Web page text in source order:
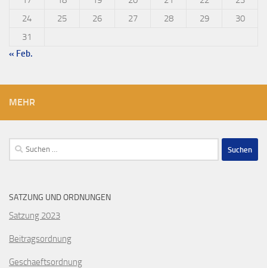
24
25 26 27 28 29
30
31
« Feb.
MEHR
Suchen
nach:
SATZUNG UND ORDNUNGEN
Satzung 2023
Beitragsordnung
Geschaeftsordnung